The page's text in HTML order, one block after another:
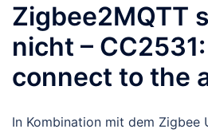
Zigbee2MQTT
nicht –
connect to the
In Kombination mit dem Zigbee